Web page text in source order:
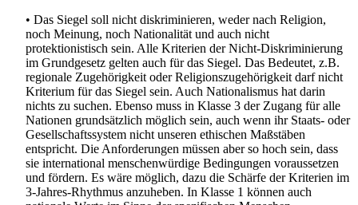
• Das Siegel soll nicht diskriminieren, weder nach Religion,
noch Meinung, noch Nationalität und auch nicht
protektionistisch sein. Alle Kriterien der Nicht-Diskriminierung
im Grundgesetz gelten auch für das Siegel. Das Bedeutet, z.B.
regionale Zugehörigkeit oder Religionszugehörigkeit darf nicht
Kriterium für das Siegel sein. Auch Nationalismus hat darin
nichts zu suchen. Ebenso muss in Klasse 3 der Zugang für alle
Nationen grundsätzlich möglich sein, auch wenn ihr Staats- oder
Gesellschaftssystem nicht unseren ethischen Maßstäben
entspricht. Die Anforderungen müssen aber so hoch sein, dass
sie international menschenwürdige Bedingungen voraussetzen
und fördern. Es wäre möglich, dazu die Schärfe der Kriterien im
3-Jahres-Rhythmus anzuheben. In Klasse 1 können auch